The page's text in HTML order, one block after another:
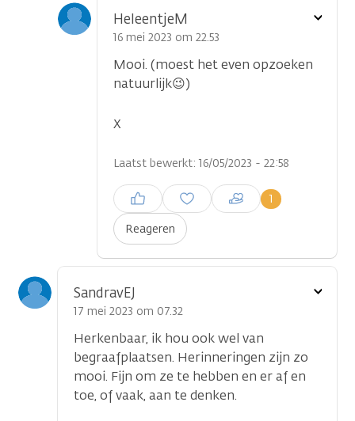
HeleentjeM
16 mei 2023 om 22.53
Mooi. (moest het even opzoeken
natuurlijk😉)
X
Laatst bewerkt: 16/05/2023 - 22:58
Reageren
1
Inloggen om een reactie te
plaatsen
Toon
SandravEJ
17 mei 2023 om 07.32
Herkenbaar, ik hou ook wel van
begraafplaatsen. Herinneringen zijn zo
mooi. Fijn om ze te hebben en er af en
toe, of vaak, aan te denken.
Toon